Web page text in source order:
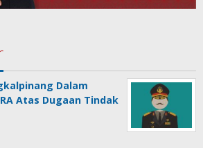
Dalam
Atas Dugaan Tindak